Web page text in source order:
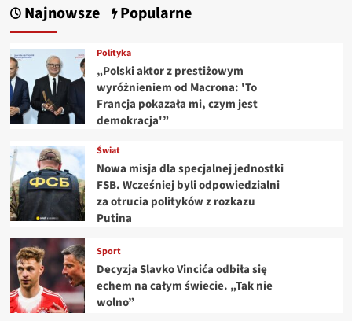
Najnowsze Popularne
Polityka
„Polski aktor z prestiżowym
wyróżnieniem od Macrona: 'To
Francja pokazała mi, czym jest
demokracja'”
Świat
Nowa misja dla specjalnej jednostki
FSB. Wcześniej byli odpowiedzialni
za otrucia polityków z rozkazu
Putina
Sport
Decyzja Slavko Vincića odbiła się
echem na całym świecie. „Tak nie
wolno”